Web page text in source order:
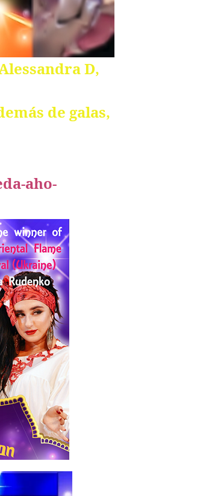
D,
de galas,
aho-